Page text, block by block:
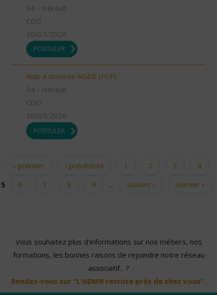
34 - Hérault
CDD
30/07/2026
POSTULER
Aide à domicile AGDE (H/F)
34 - Hérault
CDD
30/07/2026
POSTULER
Pages
« premier ‹ précédent 1 2 3
4
5
6 7 8 9 … suivant › dernier »
Vous souhaitez plus d'informations sur nos métiers, nos
formations, les bonnes raisons de rejoindre notre réseau
associatif... ?
Rendez-vous sur "L'ADMR recrute près de chez vous".